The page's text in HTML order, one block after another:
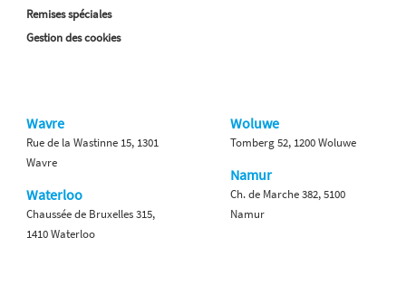
Remises spéciales
Gestion des cookies
Wavre
Rue de la Wastinne 15, 1301
Wavre
Waterloo
Chaussée de Bruxelles 315,
1410 Waterloo
Woluwe
Tomberg 52, 1200 Woluwe
Namur
Ch. de Marche 382, 5100
Namur